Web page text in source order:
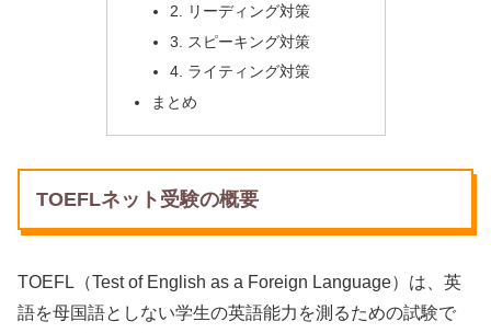
2. リーディング対策
3. スピーキング対策
4. ライティング対策
まとめ
TOEFLネット受験の概要
TOEFL（Test of English as a Foreign Language）は、英
語を母国語としない学生の英語能力を測るための試験で